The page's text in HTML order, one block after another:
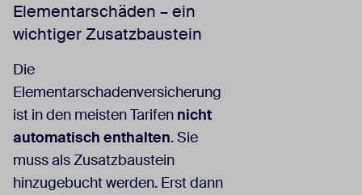
Elementarschäden – ein
wichtiger Zusatzbaustein
Die
Elementarschadenversicherung
ist in den meisten Tarifen nicht
automatisch enthalten. Sie
muss als Zusatzbaustein
hinzugebucht werden. Erst dann